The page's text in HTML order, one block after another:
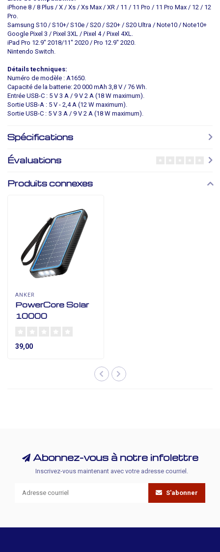
iPhone 8 / 8 Plus / X / Xs / Xs Max / XR / 11 / 11 Pro / 11 Pro Max / 12 / 12
Pro.
Samsung S10 / S10+/ S10e / S20 / S20+ / S20 Ultra / Note10 / Note10+
Google Pixel 3 / Pixel 3XL / Pixel 4 / Pixel 4XL.
iPad Pro 12.9" 2018/11" 2020 / Pro 12.9" 2020.
Nintendo Switch.
Détails techniques:
Numéro de modèle : A1650.
Capacité de la batterie: 20 000 mAh 3,8 V / 76 Wh.
Entrée USB-C : 5 V 3 A / 9 V 2 A (18 W maximum).
Sortie USB-A : 5 V - 2,4 A (12 W maximum).
Sortie USB-C : 5 V 3 A / 9 V 2 A (18 W maximum).
Spécifications
Évaluations
Produits connexes
ANKER
PowerCore Solar
10000
39,00
Abonnez-vous à notre infolettre
Inscrivez-vous maintenant avec votre adresse courriel.
S'abonner